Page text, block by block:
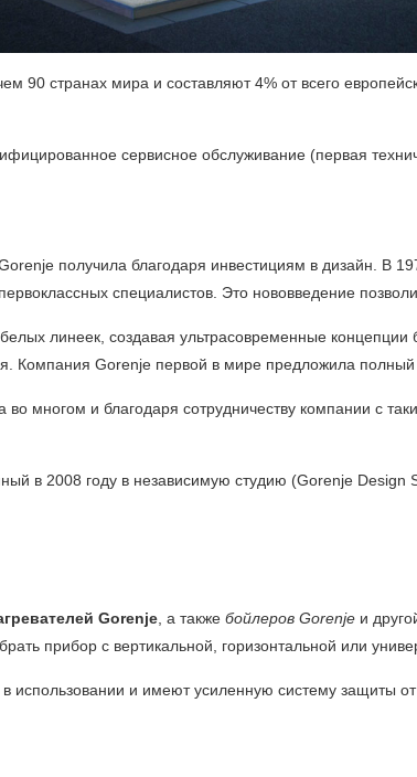
90 странах мира и составляют 4% от всего
сервисное обслуживание (первая
получила благодаря инвестициям в дизайн. В
специалистов. Это нововведение
линеек, создавая ультрасовременные
Компания Gorenje первой в мире предложила
многом и благодаря сотрудничеству компании с
в 2008 году в независимую студию (Gorenje
Gorenje , а также бойлеров Gorenje и
прибор с вертикальной, горизонтальной или
и имеют усиленную систему защиты от